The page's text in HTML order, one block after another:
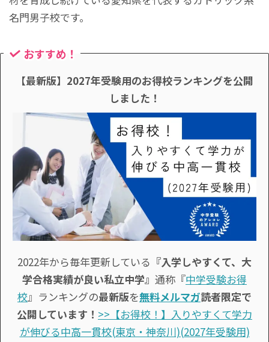
名門男子校です。
おすすめ！
【最新版】2027年受験用のお得校ランキングを公開
しました！
2022年から毎年更新している 『入学しやすくて、大
学合格実績が良い私立中学』 通称『中学受験お得
校』ランキングの最新版を無料メルマガ読者限定で
公開しています！ >>【お得校！】入りやすくて学力
が伸びる中高一貫校(東京・神奈川)(2027年受験用)